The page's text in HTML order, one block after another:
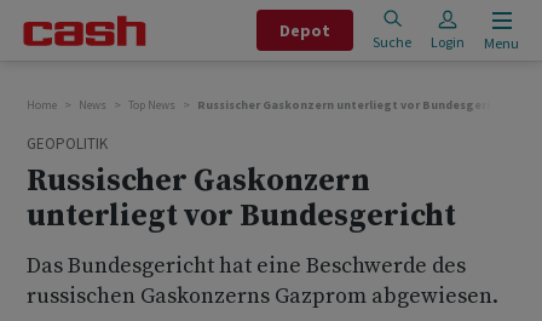
Depot
Suche Login Menu
Home News Top News Russischer Gaskonzern unterliegt vor Bundesgericht
GEOPOLITIK
Russischer Gaskonzern
unterliegt vor Bundesgericht
Das Bundesgericht hat eine Beschwerde des
russischen Gaskonzerns Gazprom abgewiesen.